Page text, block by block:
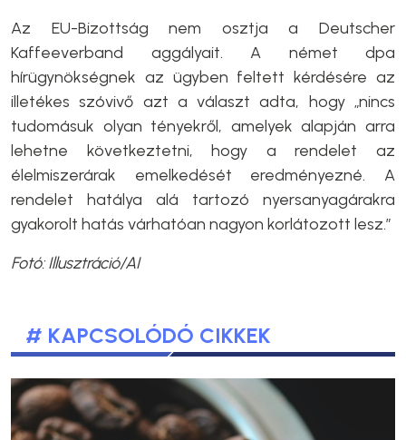
Az EU-Bizottság nem osztja a Deutscher
Kaffeeverband aggályait. A német dpa
hírügynökségnek az ügyben feltett kérdésére az
illetékes szóvivő azt a választ adta, hogy „nincs
tudomásuk olyan tényekről, amelyek alapján arra
lehetne következtetni, hogy a rendelet az
élelmiszerárak emelkedését eredményezné. A
rendelet hatálya alá tartozó nyersanyagárakra
gyakorolt hatás várhatóan nagyon korlátozott lesz.”
Fotó: Illusztráció/AI
# KAPCSOLÓDÓ CIKKEK